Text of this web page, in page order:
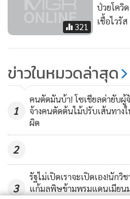
321
ป่วยโควิ
เชื้อไวรัส
ข่าวในหมวดล่าสุด
1
คนตัดมันบ้า! โซเชียลด่ายับผู้
จ้างคนตัดต้นไม้ปรับเส้นทางใ
ผิด
2
3
รัฐไม่เปิดเราจะเปิดเอง!นักวิ
แก้มลพิษข้ามพรมแดนเมียน